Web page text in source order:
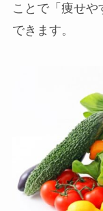
ことで「痩せ
できます。